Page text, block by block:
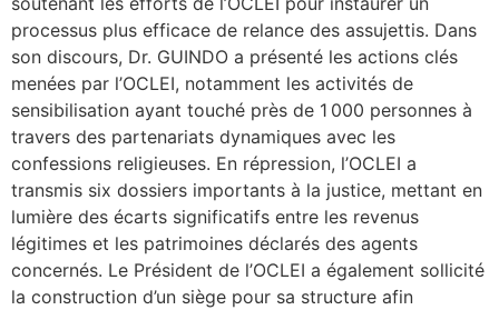
processus plus efficace de relance des assujettis. Dans
son discours, Dr. GUINDO a présenté les actions clés
menées par l’OCLEI, notamment les activités de
sensibilisation ayant touché près de 1 000 personnes à
travers des partenariats dynamiques avec les
confessions religieuses. En répression, l’OCLEI a
transmis six dossiers importants à la justice, mettant en
lumière des écarts significatifs entre les revenus
légitimes et les patrimoines déclarés des agents
concernés. Le Président de l’OCLEI a également sollicité
la construction d’un siège pour sa structure afin